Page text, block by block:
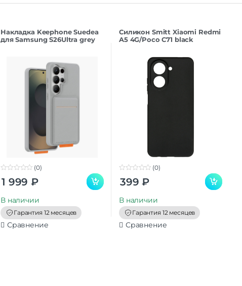
Накладка Keephone Suedea
для Samsung S26Ultra grey
o
(0)
1 999 ₽
В наличии
Гарантия 12 месяцев
Сравнение
Силикон Smitt Xiaomi Redmi
A5 4G/Poco C71 black
o
o
(0)
399 ₽
В наличии
Гарантия 12 месяцев
Сравнение